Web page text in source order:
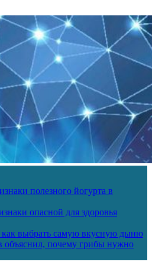
полезного йогурта в
опасной для здоровья
как выбрать самую вкусную дыню
объяснил, почему грибы нужно